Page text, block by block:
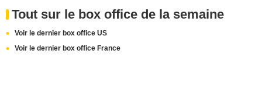
Tout sur le box office de la semaine
Voir le dernier box office US
Voir le dernier box office France